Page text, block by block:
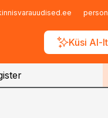
Küsi AI-lt